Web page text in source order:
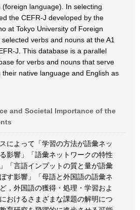
language). In selecting
the CEFR-J developed by the
at Tokyo University of Foreign
verbs and nouns at the A1
J. This database is a parallel
for verbs and nouns that serve
native language and English as
and Societal Importance of the
によって「学習の方法が語彙ネッ
影響」「語彙ネットワークの特性
「言語インプットの質と量が語彙
す影響」「母語と外国語の語彙ネ
，外国語の獲得・処理・学習およ
おけるさまざまな課題の解明につ